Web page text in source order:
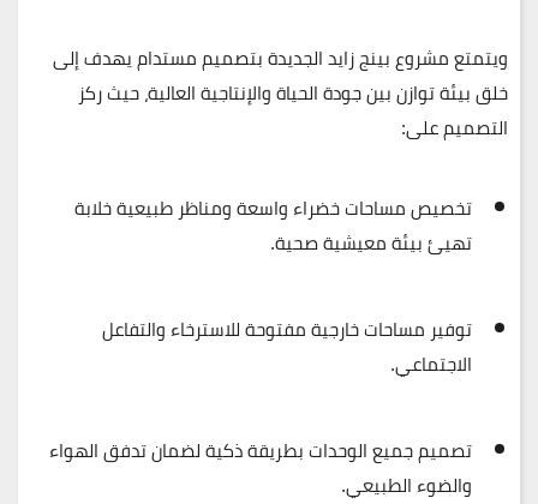
ويتمتع مشروع بينج زايد الجديدة بتصميم مستدام يهدف إلى
خلق بيئة توازن بينجودة الحياةوالإنتاجية العالية، حيث ركز
التصميم على:
تخصيصمساحات خضراء واسعةومناظر طبيعية خلابة
تهيئ بيئة معيشية صحية.
توفير مساحات خارجية مفتوحةللاسترخاء والتفاعل
الاجتماعي.
تصميم جميع الوحدات بطريقة ذكية لضمانتدفق الهواء
والضوء الطبيعي.